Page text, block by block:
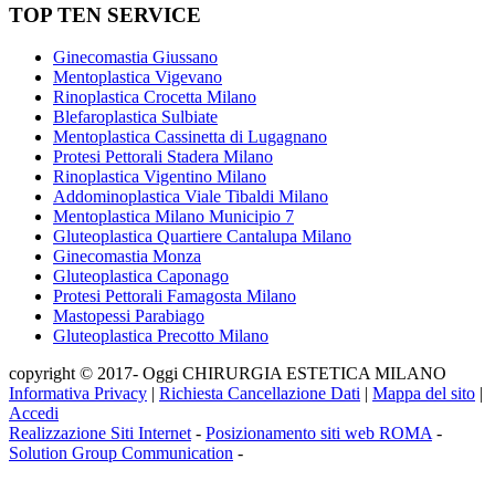
TOP TEN SERVICE
Ginecomastia Giussano
Mentoplastica Vigevano
Rinoplastica Crocetta Milano
Blefaroplastica Sulbiate
Mentoplastica Cassinetta di Lugagnano
Protesi Pettorali Stadera Milano
Rinoplastica Vigentino Milano
Addominoplastica Viale Tibaldi Milano
Mentoplastica Milano Municipio 7
Gluteoplastica Quartiere Cantalupa Milano
Ginecomastia Monza
Gluteoplastica Caponago
Protesi Pettorali Famagosta Milano
Mastopessi Parabiago
Gluteoplastica Precotto Milano
copyright © 2017- Oggi CHIRURGIA ESTETICA MILANO
Informativa Privacy | Richiesta Cancellazione Dati | Mappa del sito |
Accedi
Realizzazione Siti Internet - Posizionamento siti web ROMA -
Solution Group Communication -